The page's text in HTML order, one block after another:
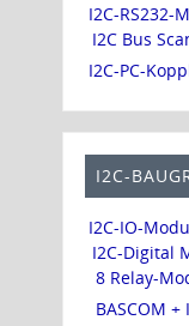
I2C-RS232-
I2C Bus
I2C-PC-
I2C-
I2C-IO-
I2C-Digital
8 Relay-
BASCOM